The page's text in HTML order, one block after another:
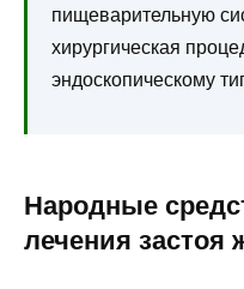
пищеварительную
хирургическая
эндоскопическому
Народные
лечения застоя